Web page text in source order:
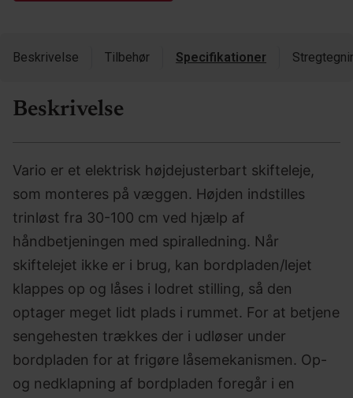
Beskrivelse Tilbehør Specifikationer
Beskrivelse
Vario er et elektrisk højdejusterbart skifteleje,
som monteres på væggen. Højden indstilles
trinløst fra 30-100 cm ved hjælp af
håndbetjeningen med spiralledning. Når
skiftelejet ikke er i brug, kan bordpladen/lejet
klappes op og låses i lodret stilling, så den
optager meget lidt plads i rummet. For at betjene
sengehesten trækkes der i udløser under
bordpladen for at frigøre låsemekanismen. Op-
og nedklapning af bordpladen foregår i en